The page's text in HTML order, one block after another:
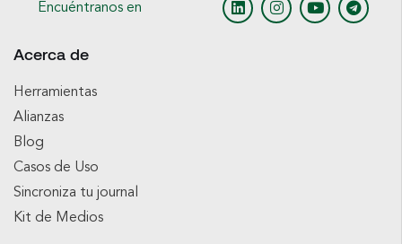
Encuéntranos en
Acerca de
Herramientas
Alianzas
Blog
Casos de Uso
Sincroniza tu journal
Kit de Medios